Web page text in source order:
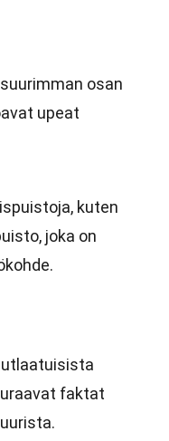
osan
upeat
kuten
joka on
faktat